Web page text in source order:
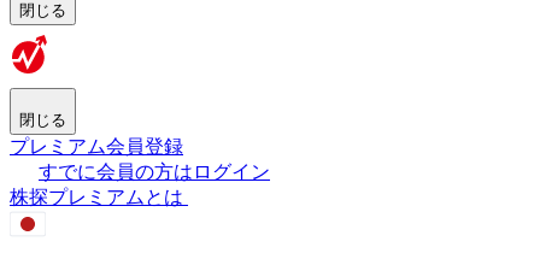
閉じる
閉じる
プレミアム会員登録
すでに会員の方はログイン
株探プレミアムとは